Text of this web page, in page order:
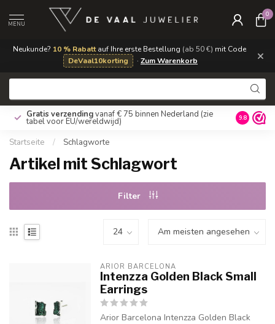
Neukunde? 10 % Rabattauf Ihre erste Bestellung (ab 50 €) mit Code
DeVaal10korting
· Zum Warenkorb ×
MENU
0
Gratis verzendingvanaf € 75 binnen Nederland (zie
tabel voor EU/wereldwijd) 9.8
Startseite / Schlagworte
Artikel mit Schlagwort
Filter
ARIOR BARCELONA
Intenzza Golden Black Small
Earrings
Arior Barcelona Intenzza Golden Black